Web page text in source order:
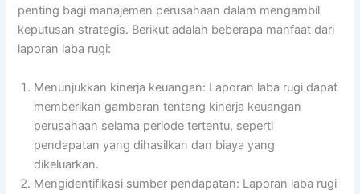
penting bagi manajemen perusahaan dalam mengambil
keputusan strategis. Berikut adalah beberapa manfaat dari
laporan laba rugi:
Menunjukkan kinerja keuangan: Laporan laba rugi dapat
memberikan gambaran tentang kinerja keuangan
perusahaan selama periode tertentu, seperti
pendapatan yang dihasilkan dan biaya yang
dikeluarkan.
Mengidentifikasi sumber pendapatan: Laporan laba rugi